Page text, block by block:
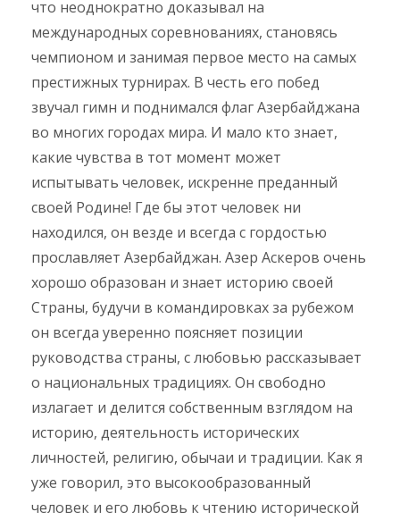
что неоднократно доказывал на
международных соревнованиях, становясь
чемпионом и занимая первое место на самых
престижных турнирах. В честь его побед
звучал гимн и поднимался флаг Азербайджана
во многих городах мира. И мало кто знает,
какие чувства в тот момент может
испытывать человек, искренне преданный
своей Родине! Где бы этот человек ни
находился, он везде и всегда с гордостью
прославляет Азербайджан. Азер Аскеров очень
хорошо образован и знает историю своей
Страны, будучи в командировках за рубежом
он всегда уверенно поясняет позиции
руководства страны, с любовью рассказывает
о национальных традициях. Он свободно
излагает и делится собственным взглядом на
историю, деятельность исторических
личностей, религию, обычаи и традиции. Как я
уже говорил, это высокообразованный
человек и его любовь к чтению исторической